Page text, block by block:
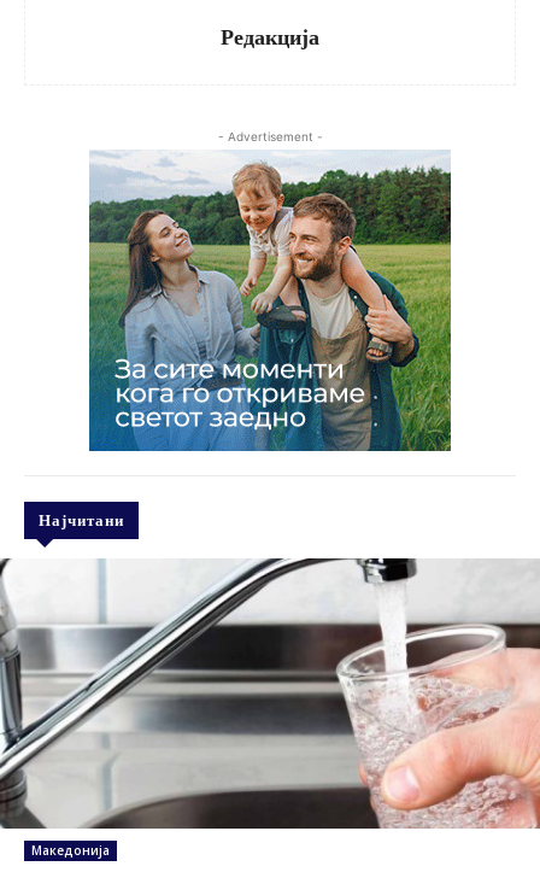
Редакција
- Advertisement -
Најчитани
Македонија